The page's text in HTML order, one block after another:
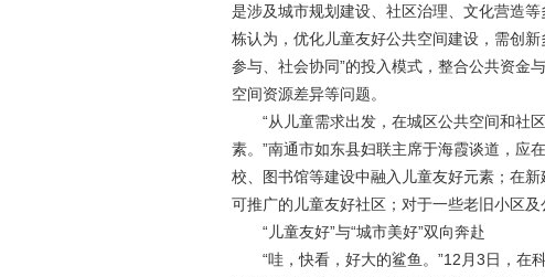
是涉及城市规划建设、社区治理、文化营造
栋认为，优化儿童友好公共空间建设，需创
参与、社会协同”的投入模式，整合公共资金
空间资源差异等问题。
“从儿童需求出发，在城区公共空间和社
素。”南通市如东县妇联主席于海霞谈道，应
校、图书馆等建设中融入儿童友好元素；在
可推广的儿童友好社区；对于一些老旧小区
“儿童友好”与“城市美好”双向奔赴
“哇，快看，好大的鲨鱼。”12月3日，在